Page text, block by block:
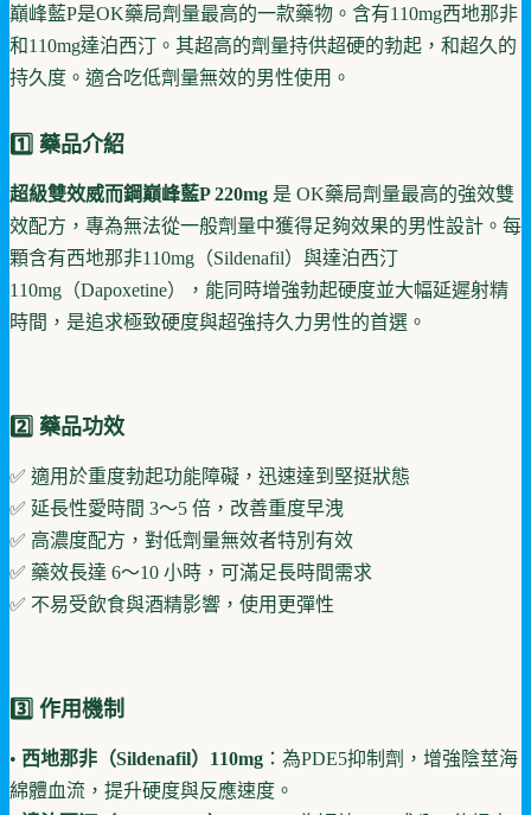
巔峰藍P是OK藥局劑量最高的一款藥物。含有110mg西地那非
和110mg達泊西汀。其超高的劑量持供超硬的勃起，和超久的
持久度。適合吃低劑量無效的男性使用。
1️⃣ 藥品介紹
超級雙效威而鋼巔峰藍P 220mg 是 OK藥局劑量最高的強效雙
效配方，專為無法從一般劑量中獲得足夠效果的男性設計。每
顆含有西地那非110mg（Sildenafil）與達泊西汀
110mg（Dapoxetine），能同時增強勃起硬度並大幅延遲射精
時間，是追求極致硬度與超強持久力男性的首選。
2️⃣ 藥品功效
✅ 適用於重度勃起功能障礙，迅速達到堅挺狀態
✅ 延長性愛時間 3～5 倍，改善重度早洩
✅ 高濃度配方，對低劑量無效者特別有效
✅ 藥效長達 6～10 小時，可滿足長時間需求
✅ 不易受飲食與酒精影響，使用更彈性
3️⃣ 作用機制
• 西地那非（Sildenafil）110mg ：為PDE5抑制劑，增強陰莖海
綿體血流，提升硬度與反應速度。